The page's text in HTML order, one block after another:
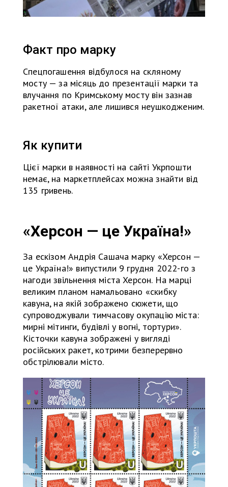
Факт про марку
Спецпогашення відбулося на скляному
мосту — за місяць до презентації марки та
влучання по Кримському мосту він зазнав
ракетної атаки, але лишився неушкодженим.
Як купити
Цієї марки в наявності на сайті Укрпошти
немає, на маркетплейсах можна знайти від
135 гривень.
«Херсон — це Україна!»
За ескізом Андрія Сашача марку «Херсон —
це Україна!» випустили 9 грудня 2022-го з
нагоди звільнення міста Херсон. На марці
великим планом намальовано «скибку
кавуна, на якій зображено сюжети, що
супроводжували тимчасову окупацію міста:
мирні мітинги, будівлі у вогні, тортури».
Кісточки кавуна зображені у вигляді
російських ракет, котрими безперервно
обстрілювали місто.